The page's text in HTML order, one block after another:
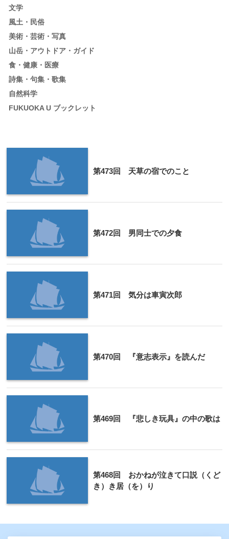
文学
風土・民俗
美術・芸術・写真
山岳・アウトドア・ガイド
食・健康・医療
詩集・句集・歌集
自然科学
FUKUOKA U ブックレット
第473回 天草の宿でのこと
第472回 男同士での夕食
第471回 気分は車寅次郎
第470回 『意志表示』を読んだ
第469回 『悲しき玩具』の中の歌は
第468回 おかねが泣きて口説（くど
き）き居（を）り